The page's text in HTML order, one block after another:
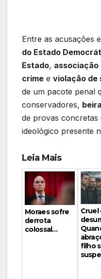
Entre as acusações
do Estado
Estado, associação
crime e violação de
de um pacote penal
conservadores,
de provas concretas
ideológico presente
Leia Mais
Moraes sofre
derrota
colossal…
Cruel
filho